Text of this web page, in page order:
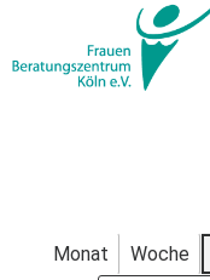
Monat Woche